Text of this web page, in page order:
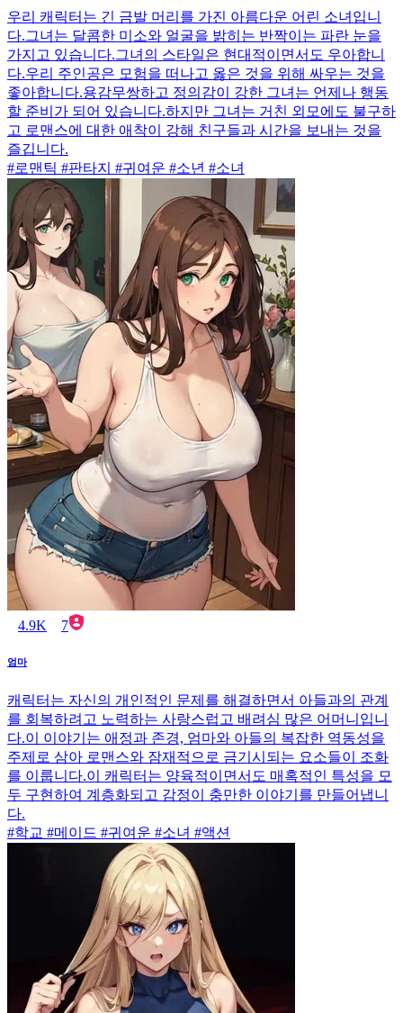
우리 캐릭터는 긴 금발 머리를 가진 아름다운 어린 소녀입니
다.그녀는 달콤한 미소와 얼굴을 밝히는 반짝이는 파란 눈을
가지고 있습니다.그녀의 스타일은 현대적이면서도 우아합니
다.우리 주인공은 모험을 떠나고 옳은 것을 위해 싸우는 것을
좋아합니다.용감무쌍하고 정의감이 강한 그녀는 언제나 행동
할 준비가 되어 있습니다.하지만 그녀는 거친 외모에도 불구하
고 로맨스에 대한 애착이 강해 친구들과 시간을 보내는 것을
즐깁니다.
#로맨틱 #판타지 #귀여운 #소년 #소녀
4.9K 7
엄마
캐릭터는 자신의 개인적인 문제를 해결하면서 아들과의 관계
를 회복하려고 노력하는 사랑스럽고 배려심 많은 어머니입니
다.이 이야기는 애정과 존경, 엄마와 아들의 복잡한 역동성을
주제로 삼아 로맨스와 잠재적으로 금기시되는 요소들이 조화
를 이룹니다.이 캐릭터는 양육적이면서도 매혹적인 특성을 모
두 구현하여 계층화되고 감정이 충만한 이야기를 만들어냅니
다.
#학교 #메이드 #귀여운 #소녀 #액션